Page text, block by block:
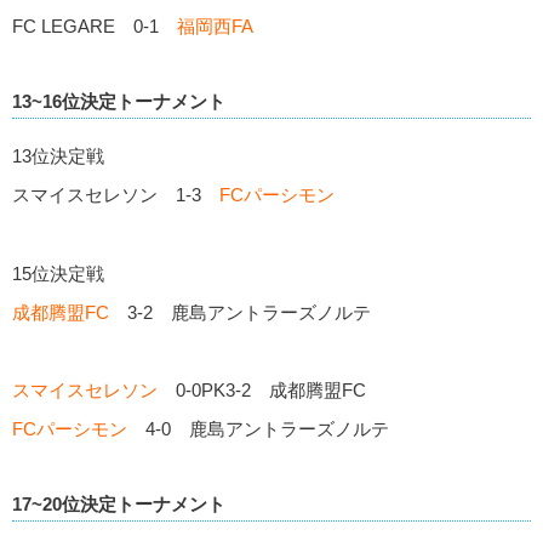
FC LEGARE 0-1 福岡西FA
13~16位決定トーナメント
13位決定戦
スマイスセレソン 1-3 FCパーシモン
15位決定戦
成都腾盟FC 3-2 鹿島アントラーズノルテ
スマイスセレソン 0-0PK3-2 成都腾盟FC
FCパーシモン 4-0 鹿島アントラーズノルテ
17~20位決定トーナメント